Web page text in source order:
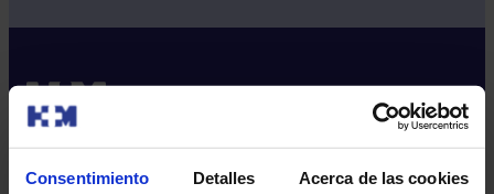
Consentimiento Detalles Acerca de las cookies